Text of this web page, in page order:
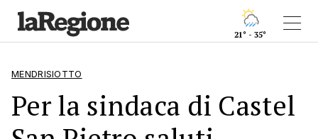
21° - 35°
MENDRISIOTTO
Per la sindaca di Castel